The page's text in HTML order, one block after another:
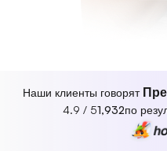
Наши клиенты говорят
4.9 / 51,932по